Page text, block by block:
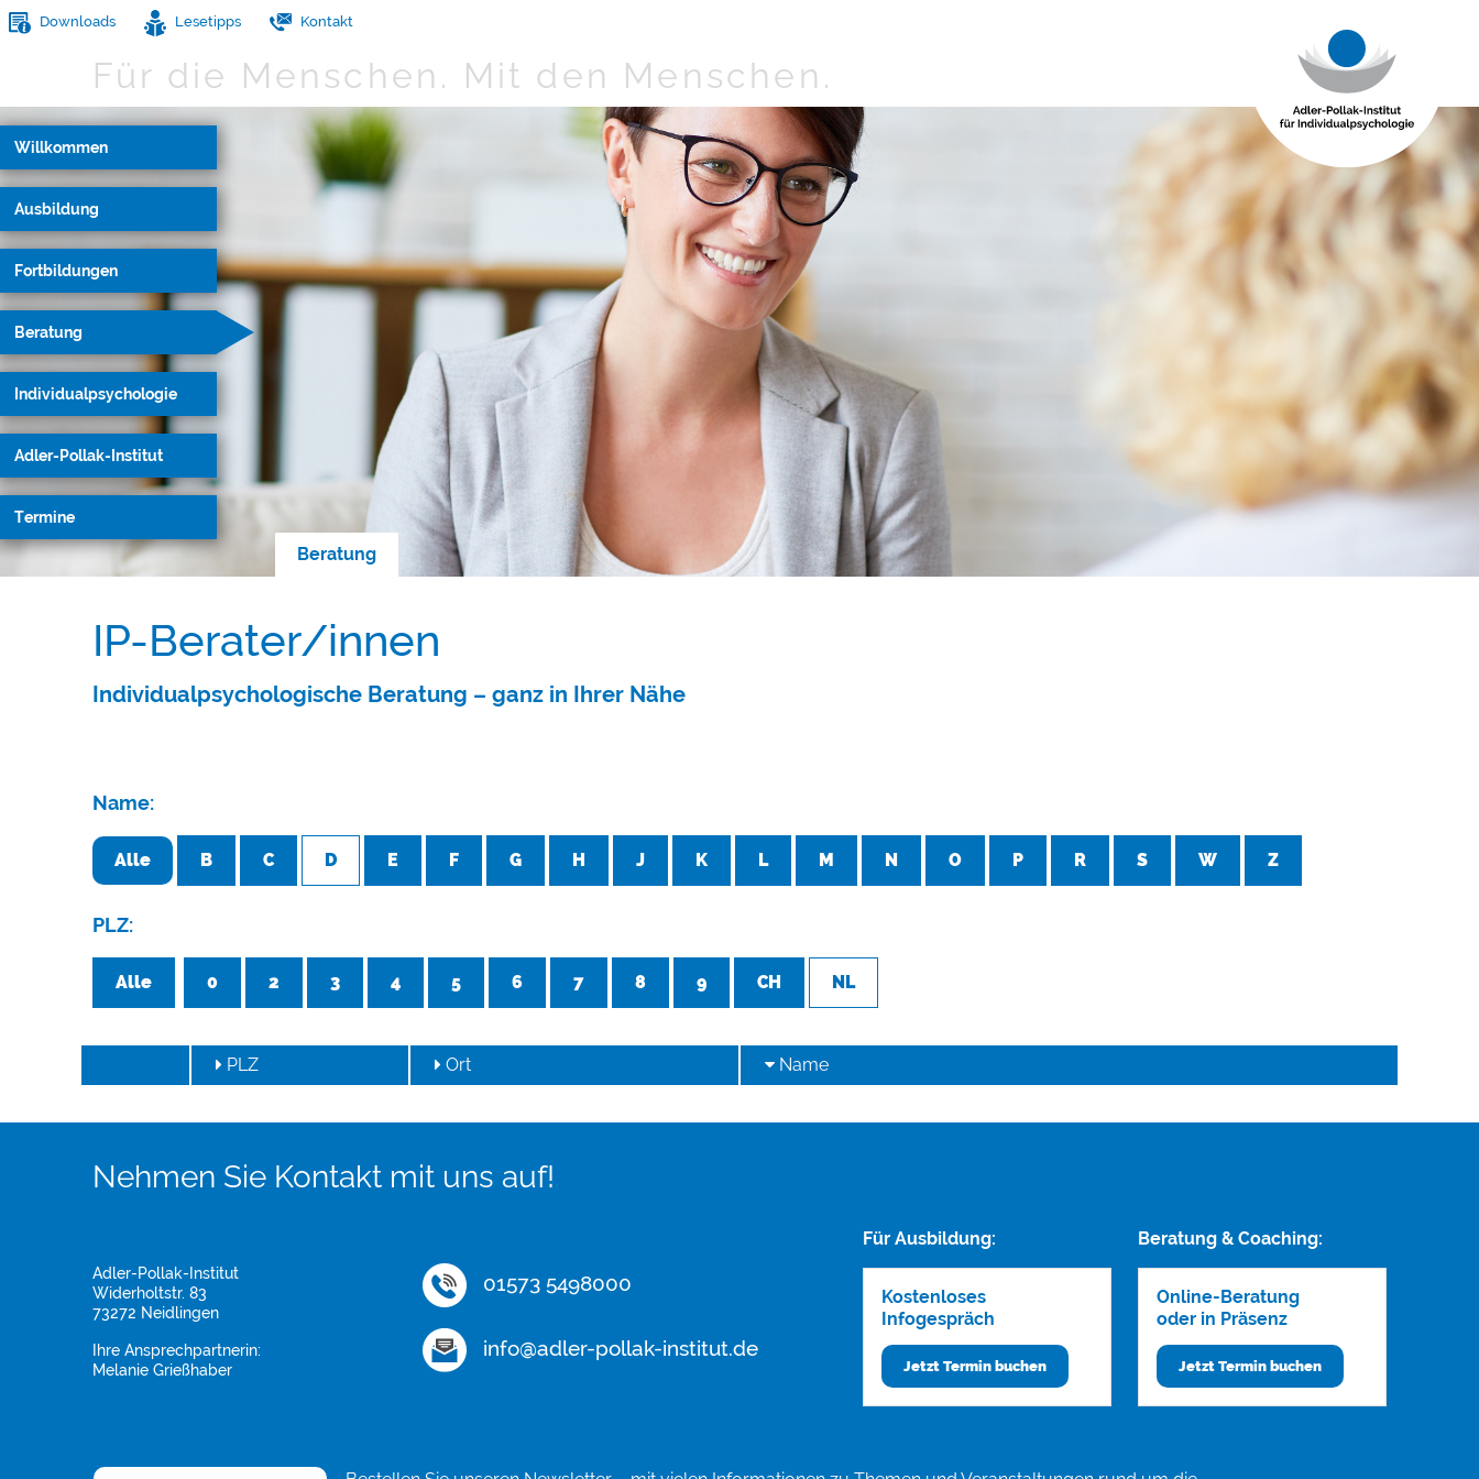
Downloads Lesetipps Kontakt
Für die Menschen. Mit den Menschen.
Willkommen
Ausbildung
Fortbildungen
Beratung
Individualpsychologie
Adler-Pollak-Institut
Termine
Beratung
IP-Berater/innen
Individualpsychologische Beratung – ganz in Ihrer Nähe
Name:
Alle B C D E F G H J K L M N O P R S W Z
PLZ:
Alle 0 2 3 4 5 6 7 8 9 CH NL
PLZ Ort Name
Nehmen Sie Kontakt mit uns auf!
Adler-Pollak-Institut
Widerholtstr. 83
73272 Neidlingen
Ihre Ansprechpartnerin:
Melanie Grießhaber
01573 5498000
info@adler-pollak-institut.de
Für Ausbildung:
Kostenloses
Infogespräch
Jetzt Termin buchen
Beratung & Coaching:
Online-Beratung
oder in Präsenz
Jetzt Termin buchen